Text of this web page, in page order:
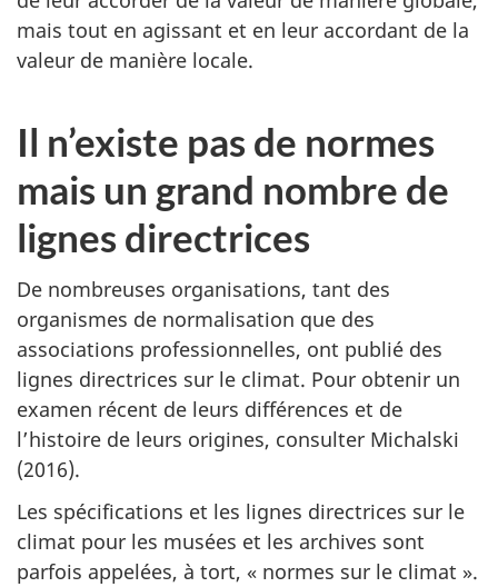
mais tout en agissant et en leur accordant de la
valeur de manière locale.
Il n’existe pas de normes
mais un grand nombre de
lignes directrices
De nombreuses organisations, tant des
organismes de normalisation que des
associations professionnelles, ont publié des
lignes directrices sur le climat. Pour obtenir un
examen récent de leurs différences et de
l’histoire de leurs origines, consulter Michalski
(2016).
Les spécifications et les lignes directrices sur le
climat pour les musées et les archives sont
parfois appelées, à tort, « normes sur le climat ».